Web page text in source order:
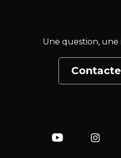
Une question,